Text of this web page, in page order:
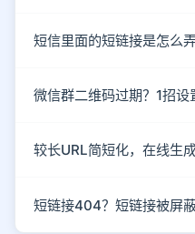
短信里面的短链接是怎么
微信群二维码过期？1招设
较长URL简短化，在线生
短链接404？短链接被屏蔽